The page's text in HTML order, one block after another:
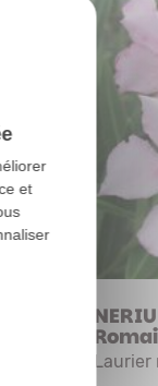
Laurier
et